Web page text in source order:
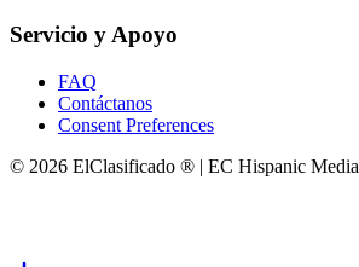
Servicio y Apoyo
FAQ
Contáctanos
Consent Preferences
© 2026 ElClasificado ® | EC Hispanic Media